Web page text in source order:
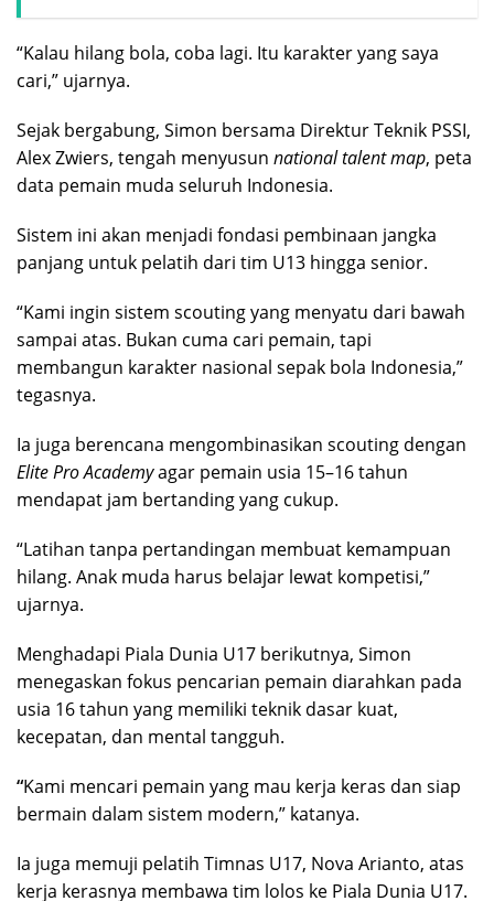
“Kalau hilang bola, coba lagi. Itu karakter yang saya
cari,” ujarnya.
Sejak bergabung, Simon bersama Direktur Teknik PSSI,
Alex Zwiers, tengah menyusun national talent map, peta
data pemain muda seluruh Indonesia.
Sistem ini akan menjadi fondasi pembinaan jangka
panjang untuk pelatih dari tim U13 hingga senior.
“Kami ingin sistem scouting yang menyatu dari bawah
sampai atas. Bukan cuma cari pemain, tapi
membangun karakter nasional sepak bola Indonesia,”
tegasnya.
Ia juga berencana mengombinasikan scouting dengan
Elite Pro Academyagar pemain usia 15–16 tahun
mendapat jam bertanding yang cukup.
“Latihan tanpa pertandingan membuat kemampuan
hilang. Anak muda harus belajar lewat kompetisi,”
ujarnya.
Menghadapi Piala Dunia U17 berikutnya, Simon
menegaskan fokus pencarian pemain diarahkan pada
usia 16 tahun yang memiliki teknik dasar kuat,
kecepatan, dan mental tangguh.
“Kami mencari pemain yang mau kerja keras dan siap
bermain dalam sistem modern,” katanya.
Ia juga memuji pelatih Timnas U17, Nova Arianto, atas
kerja kerasnya membawa tim lolos ke Piala Dunia U17.